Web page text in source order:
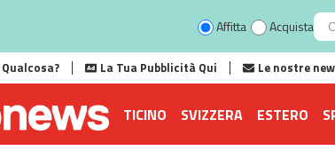
Affitta Acquista
La Tua Pubblicità Qui Le nostre
TICINO SVIZZERA ESTERO